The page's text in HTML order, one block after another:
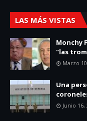
LAS MÁS VISTAS
Monchy
"las
Marzo
Una
Junio 16,